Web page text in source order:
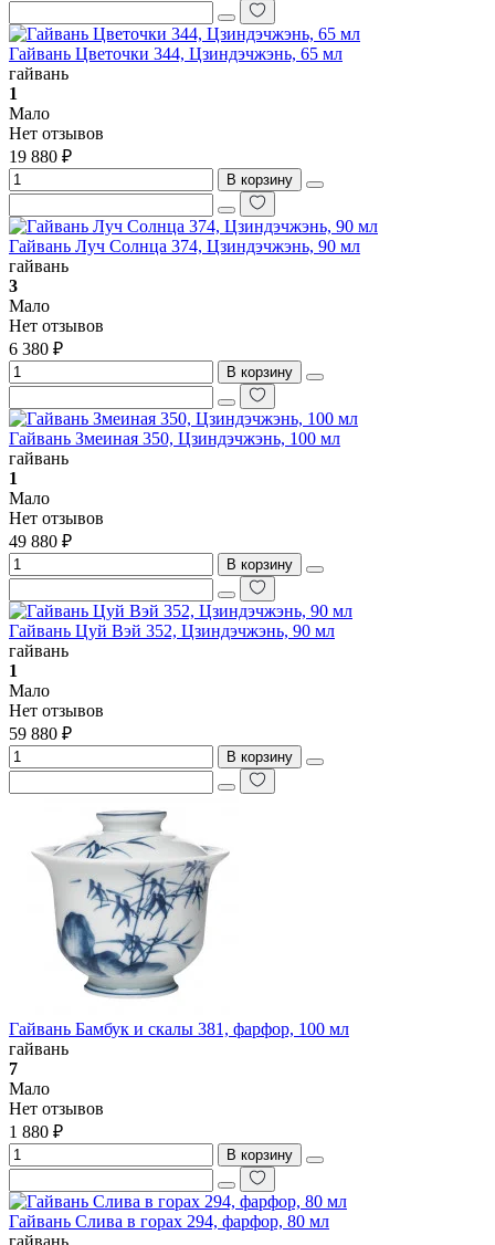
Гайвань Цветочки 344, Цзиндэчжэнь, 65 мл
гайвань
1
Мало
Нет отзывов
19 880 ₽
В корзину
Гайвань Луч Солнца 374, Цзиндэчжэнь, 90 мл
гайвань
3
Мало
Нет отзывов
6 380 ₽
В корзину
Гайвань Змеиная 350, Цзиндэчжэнь, 100 мл
гайвань
1
Мало
Нет отзывов
49 880 ₽
В корзину
Гайвань Цуй Вэй 352, Цзиндэчжэнь, 90 мл
гайвань
1
Мало
Нет отзывов
59 880 ₽
В корзину
Гайвань Бамбук и скалы 381, фарфор, 100 мл
гайвань
7
Мало
Нет отзывов
1 880 ₽
В корзину
Гайвань Слива в горах 294, фарфор, 80 мл
гайвань